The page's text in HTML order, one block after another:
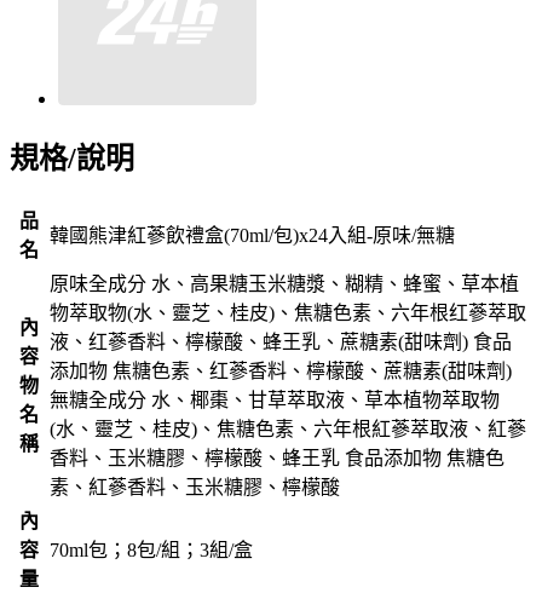
規格/說明
品
名
韓國熊津紅蔘飲禮盒(70ml/包)x24入組-原味/無糖
內
容
物
名
稱
原味全成分 水、高果糖玉米糖漿、糊精、蜂蜜、草本植
物萃取物(水、靈芝、桂皮)、焦糖色素、六年根红蔘萃取
液、红蔘香料、檸檬酸、蜂王乳、蔗糖素(甜味劑) 食品
添加物 焦糖色素、红蔘香料、檸檬酸、蔗糖素(甜味劑)
無糖全成分 水、椰棗、甘草萃取液、草本植物萃取物
(水、靈芝、桂皮)、焦糖色素、六年根紅蔘萃取液、紅蔘
香料、玉米糖膠、檸檬酸、蜂王乳 食品添加物 焦糖色
素、紅蔘香料、玉米糖膠、檸檬酸
內
容
量
70ml包；8包/組；3組/盒